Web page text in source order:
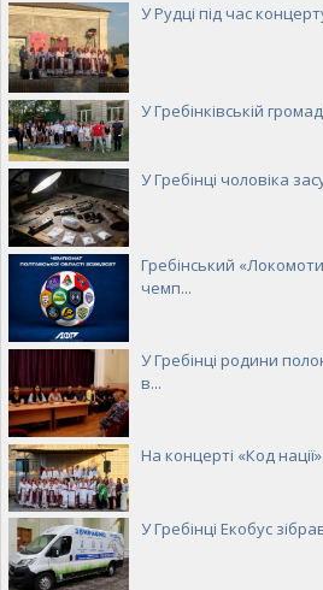
У Рудці під час
У Гребінківській
У Гребінці чоловіка
Гребінський
чемп...
У Гребінці родини
в...
На концерті «Код
У Гребінці Екобус